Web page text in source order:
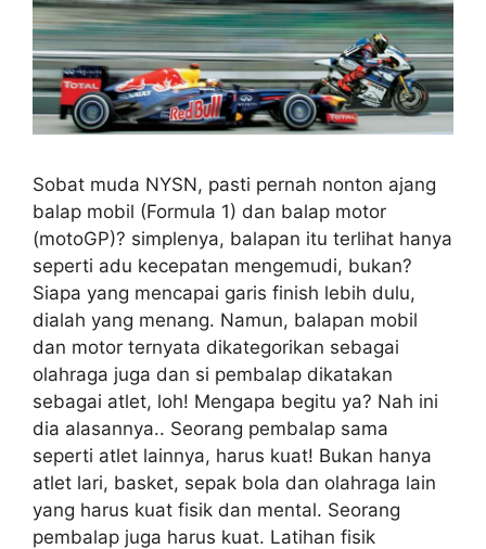
Sobat muda NYSN, pasti pernah nonton ajang
balap mobil (Formula 1) dan balap motor
(motoGP)? simplenya, balapan itu terlihat hanya
seperti adu kecepatan mengemudi, bukan?
Siapa yang mencapai garis finish lebih dulu,
dialah yang menang. Namun, balapan mobil
dan motor ternyata dikategorikan sebagai
olahraga juga dan si pembalap dikatakan
sebagai atlet, loh! Mengapa begitu ya? Nah ini
dia alasannya.. Seorang pembalap sama
seperti atlet lainnya, harus kuat! Bukan hanya
atlet lari, basket, sepak bola dan olahraga lain
yang harus kuat fisik dan mental. Seorang
pembalap juga harus kuat. Latihan fisik